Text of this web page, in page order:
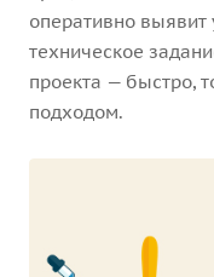
оперативно выявит
техническое
проекта — быстро,
подходом.